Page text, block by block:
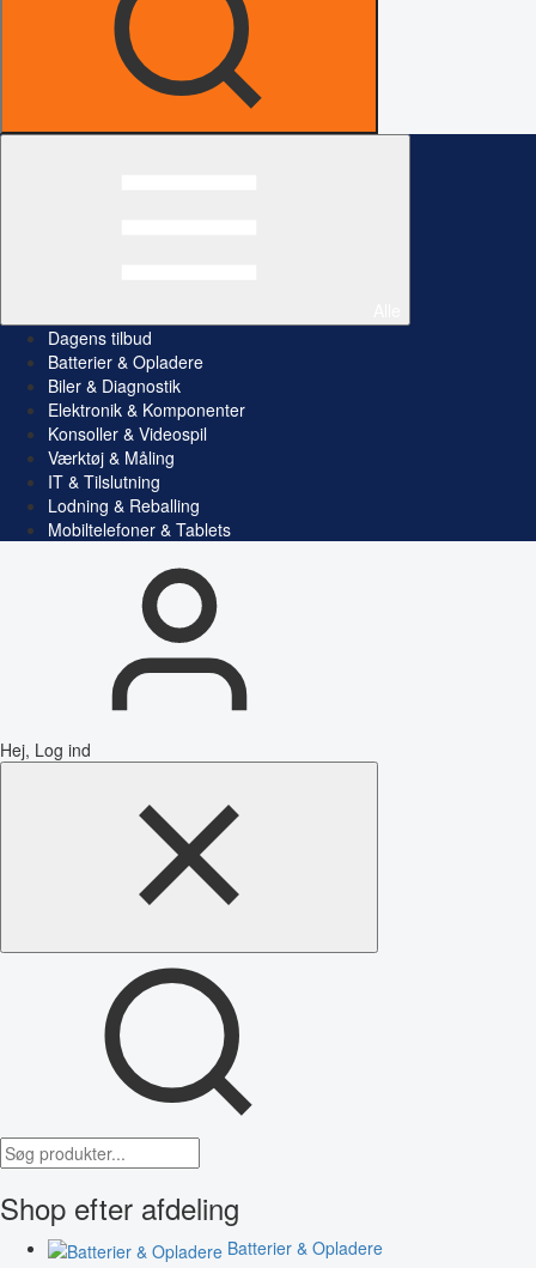
Dagens tilbud
Batterier & Opladere
Biler & Diagnostik
Elektronik & Komponenter
Konsoller & Videospil
Værktøj & Måling
IT & Tilslutning
Lodning & Reballing
Mobiltelefoner & Tablets
Hej, Log ind
Shop efter afdeling
Batterier & Opladere